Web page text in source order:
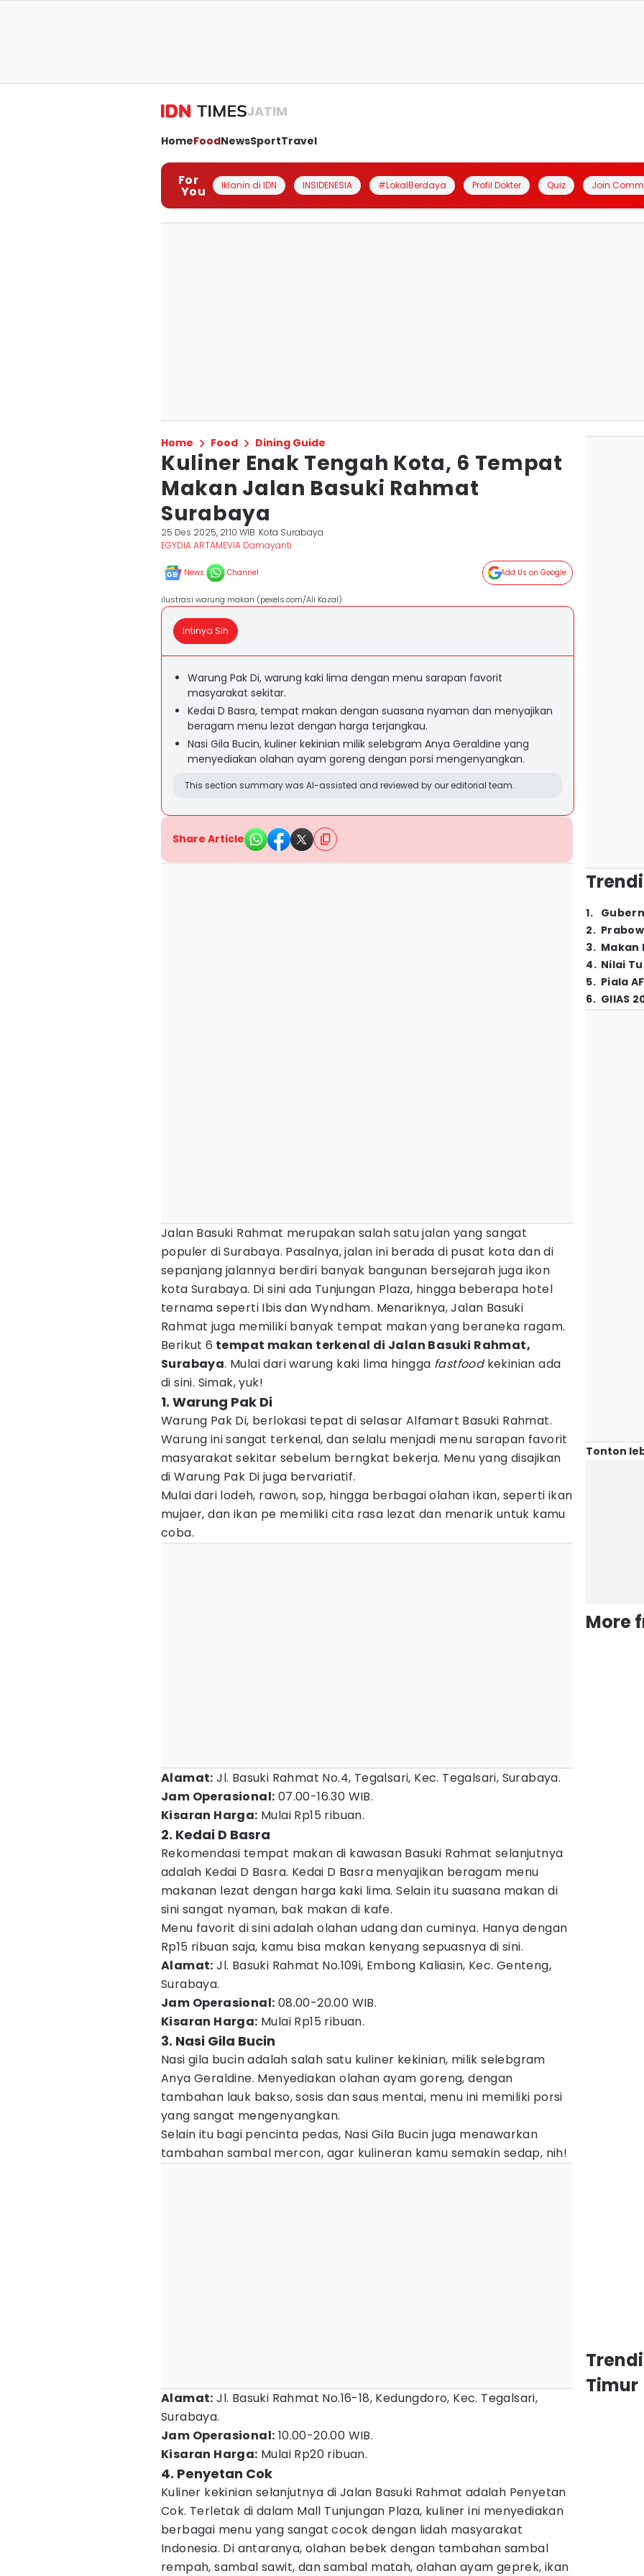
JATIM
HomeFoodNewsSportTravel
For
You Iklanin di IDN INSIDENESIA #LokalBerdaya Profil Dokter Quiz Join
Home Food Dining Guide
Kuliner Enak Tengah Kota, 6 Tempat
Makan Jalan Basuki Rahmat
Surabaya
25 Des 2025, 21:10 WIB Kota Surabaya
EGYDIA ARTAMEVIA Damayanti
News Channel Add Us on Google
ilustrasi warung makan (pexels.com/Ali Kazal)
Intinya Sih
Warung Pak Di, warung kaki lima dengan menu sarapan favorit
masyarakat sekitar.
Kedai D Basra, tempat makan dengan suasana nyaman dan menyajikan
beragam menu lezat dengan harga terjangkau.
Nasi Gila Bucin, kuliner kekinian milik selebgram Anya Geraldine yang
menyediakan olahan ayam goreng dengan porsi mengenyangkan.
This section summary was AI-assisted and reviewed by our editorial team.
Share Article
Jalan Basuki Rahmat merupakan salah satu jalan yang sangat
populer di Surabaya. Pasalnya, jalan ini berada di pusat kota dan di
sepanjang jalannya berdiri banyak bangunan bersejarah juga ikon
kota Surabaya. Di sini ada Tunjungan Plaza, hingga beberapa hotel
ternama seperti Ibis dan Wyndham. Menariknya, Jalan Basuki
Rahmat juga memiliki banyak tempat makan yang beraneka ragam.
Berikut 6 tempat makan terkenal di Jalan Basuki Rahmat,
Surabaya. Mulai dari warung kaki lima hingga fastfoodkekinian ada
di sini. Simak, yuk!
1. Warung Pak Di
Warung Pak Di, berlokasi tepat di selasar Alfamart Basuki Rahmat.
Warung ini sangat terkenal, dan selalu menjadi menu sarapan favorit
masyarakat sekitar sebelum berngkat bekerja. Menu yang disajikan
di Warung Pak Di juga bervariatif.
Mulai dari lodeh, rawon, sop, hingga berbagai olahan ikan, seperti ikan
mujaer, dan ikan pe memiliki cita rasa lezat dan menarik untuk kamu
coba.
Alamat: Jl. Basuki Rahmat No.4, Tegalsari, Kec. Tegalsari, Surabaya.
Jam Operasional: 07.00-16.30 WIB.
Kisaran Harga: Mulai Rp15 ribuan.
2. Kedai D Basra
Rekomendasi tempat makan di kawasan Basuki Rahmat selanjutnya
adalah Kedai D Basra. Kedai D Basra menyajikan beragam menu
makanan lezat dengan harga kaki lima. Selain itu suasana makan di
sini sangat nyaman, bak makan di kafe.
Menu favorit di sini adalah olahan udang dan cuminya. Hanya dengan
Rp15 ribuan saja, kamu bisa makan kenyang sepuasnya di sini.
Alamat: Jl. Basuki Rahmat No.109i, Embong Kaliasin, Kec. Genteng,
Surabaya.
Jam Operasional: 08.00-20.00 WIB.
Kisaran Harga: Mulai Rp15 ribuan.
3. Nasi Gila Bucin
Nasi gila bucin adalah salah satu kuliner kekinian, milik selebgram
Anya Geraldine. Menyediakan olahan ayam goreng, dengan
tambahan lauk bakso, sosis dan saus mentai, menu ini memiliki porsi
yang sangat mengenyangkan.
Selain itu bagi pencinta pedas, Nasi Gila Bucin juga menawarkan
tambahan sambal mercon, agar kulineran kamu semakin sedap, nih!
Alamat: Jl. Basuki Rahmat No.16-18, Kedungdoro, Kec. Tegalsari,
Surabaya.
Jam Operasional: 10.00-20.00 WIB.
Kisaran Harga: Mulai Rp20 ribuan.
4. Penyetan Cok
Kuliner kekinian selanjutnya di Jalan Basuki Rahmat adalah Penyetan
Cok. Terletak di dalam Mall Tunjungan Plaza, kuliner ini menyediakan
berbagai menu yang sangat cocok dengan lidah masyarakat
Indonesia. Di antaranya, olahan bebek dengan tambahan sambal
rempah, sambal sawit, dan sambal matah, olahan ayam geprek, ikan
1.
2.
3. Makan
4. Nilai
5. Piala
6. GIIAS
Tonton
More
Timur